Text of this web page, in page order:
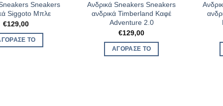
Sneakers
Siggoto Μπλε
€129,00
ΤΟ
Ανδρικά Sneakers Sneakers
ανδρικά Timberland Καφέ
Adventure 2.0
€129,00
ΑΓΌΡΑΣΈ ΤΟ